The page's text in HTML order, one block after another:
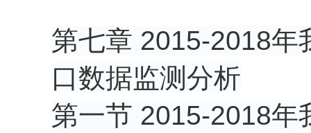
第七章 2015-2018年
口数据监测分析
第一节 2015-2018年